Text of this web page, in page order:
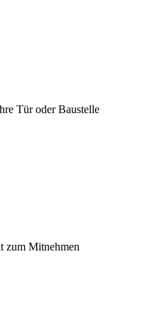
Tür oder Baustelle
zum Mitnehmen